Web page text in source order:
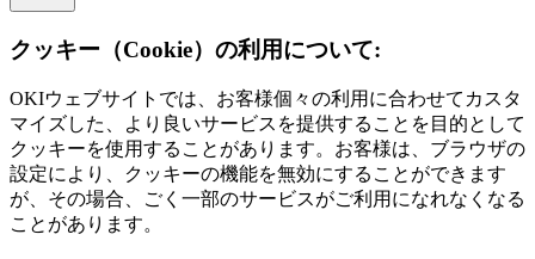
クッキー（Cookie）の利用について:
OKIウェブサイトでは、お客様個々の利用に合わせてカスタ
マイズした、より良いサービスを提供することを目的として
クッキーを使用することがあります。お客様は、ブラウザの
設定により、クッキーの機能を無効にすることができます
が、その場合、ごく一部のサービスがご利用になれなくなる
ことがあります。